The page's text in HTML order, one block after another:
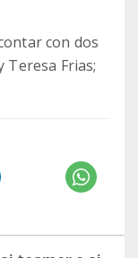
con dos
Teresa Frias;